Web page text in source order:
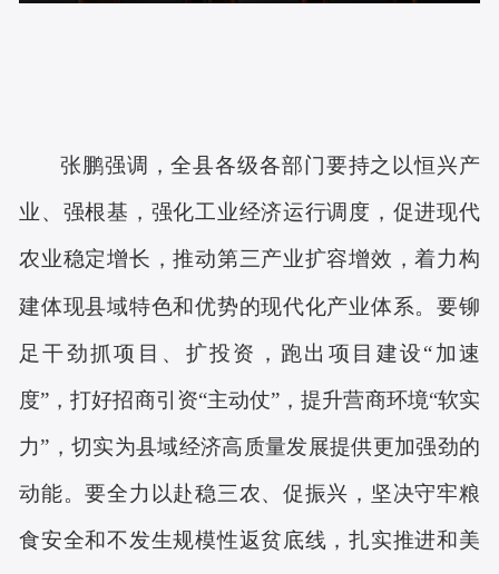
张鹏强调，全县各级各部门要持之以恒兴产
业、强根基，强化工业经济运行调度，促进现代
农业稳定增长，推动第三产业扩容增效，着力构
建体现县域特色和优势的现代化产业体系。要铆
足干劲抓项目、扩投资，跑出项目建设“加速
度”，打好招商引资“主动仗”，提升营商环境“软实
力”，切实为县域经济高质量发展提供更加强劲的
动能。要全力以赴稳三农、促振兴，坚决守牢粮
食安全和不发生规模性返贫底线，扎实推进和美